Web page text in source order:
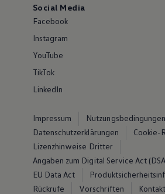
Social Media
Facebook
Instagram
YouTube
TikTok
LinkedIn
Impressum
Nutzungsbedingungen
Datenschutzerklärungen
Cookie-
Lizenzhinweise Dritter
Angaben zum Digital Service Act
EU Data Act
Rückrufe
Vorschriften
Kontakt